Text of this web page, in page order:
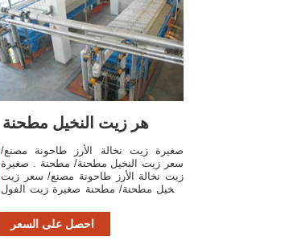
هر زيت النخيل مطحنة
صغيرة زيت نخالة الأرز طاحونة مصنع/
سعر زيت النخيل مطحنة/ مطحنة . صغيرة
زيت نخالة الأرز طاحونة مصنع/ سعر زيت
النخيل مطحنة/ مطحنة صغيرة زيت الفول
ningbo1 قطعة معرف
المنتج:60276416268.احصل على السعر